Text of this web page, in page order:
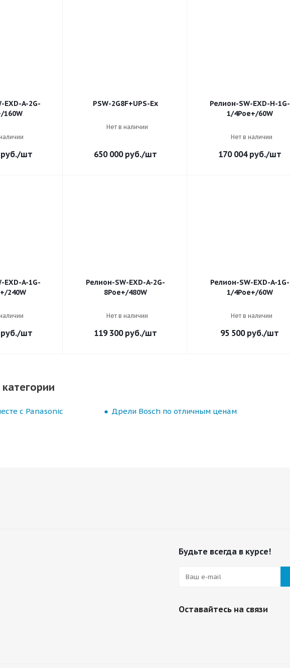
EXD-A-2G-
160W
/шт
PSW-2G8F+UPS-Ex
Нет в наличии
650 000руб./шт
Релион-SW-EXD-Н-1G-
1/4Poe+/60W
Нет в наличии
170 004руб./шт
EXD-A-1G-
240W
/шт
Релион-SW-EXD-A-2G-
8Poe+/480W
Нет в наличии
119 300руб./шт
Релион-SW-EXD-A-1G-
1/4Poe+/60W
Нет в наличии
95 500руб./шт
с Panasonic Дрели Bosch по отличным ценам
Будьте всегда в курсе!
Оставайтесь на связи